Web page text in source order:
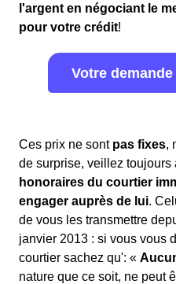
l'argent en négociant le
pour votre crédit!
Votre
Ces prix ne sont pas fixes,
de surprise, veillez toujours
honoraires du courtier
engager auprès de lui.
de vous les transmettre
janvier 2013 : si vous vous
courtier sachez qu': «
nature que ce soit, ne peut